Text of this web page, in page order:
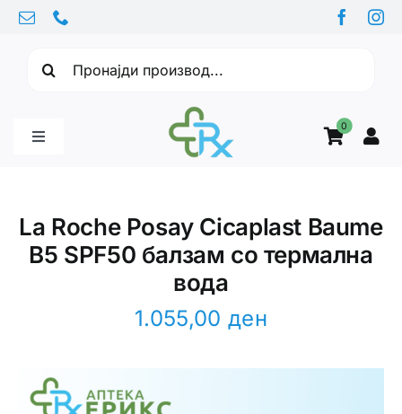
Skip
content
0
Toggle
Витамини
Здравствени проблеми
La Roche Posay Cicaplast Baume
B5 SPF50 балзам со термална
вода
1.055,00ден